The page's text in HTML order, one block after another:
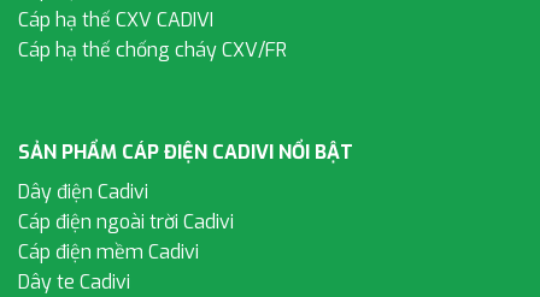
Cáp hạ thế CXV CADIVI
Cáp hạ thế chống cháy CXV/FR
SẢN PHẨM CÁP ĐIỆN CADIVI NỔI BẬT
Dây điện Cadivi
Cáp điện ngoài trời Cadivi
Cáp điện mềm Cadivi
Dây te Cadivi